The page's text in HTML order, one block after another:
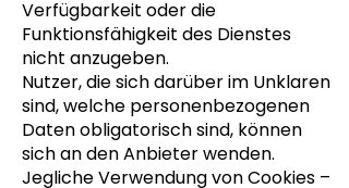
Verfügbarkeit oder die
Funktionsfähigkeit des Dienstes
nicht anzugeben.
Nutzer, die sich darüber im Unklaren
sind, welche personenbezogenen
Daten obligatorisch sind, können
sich an den Anbieter wenden.
Jegliche Verwendung von Cookies –